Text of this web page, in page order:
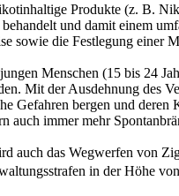
Produkte (z. B.
und damit einem
sowie die Festlegung
Menschen (15 bis 24
Mit der Ausdehnung des
Gefahren bergen und
immer mehr
auch das Wegwerfen von
in der Höhe